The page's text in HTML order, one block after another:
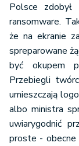
Polsce
ransomware.
że na ekranie
spreparowane
być okupem
Przebiegli
umieszczają
albo ministra
uwiarygodnić
proste - obecne